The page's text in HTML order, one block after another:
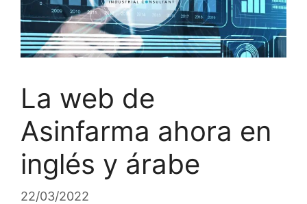
La web de
Asinfarma ahora en
inglés y árabe
22/03/2022